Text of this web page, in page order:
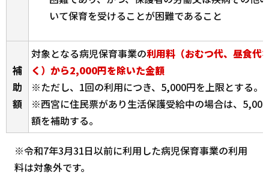
いて保育を受けることが困難であること
補
助
額
対象となる病児保育事業の利用料（おむつ代、昼食代
く）から2,000円を除いた金額
※ただし、1回の利用につき、5,000円を上限とする。
※西宮に住民票があり生活保護受給中の場合は、
額を補助する。
※令和7年3月31日以前に利用した病児保育事業の利用
料は対象外です。